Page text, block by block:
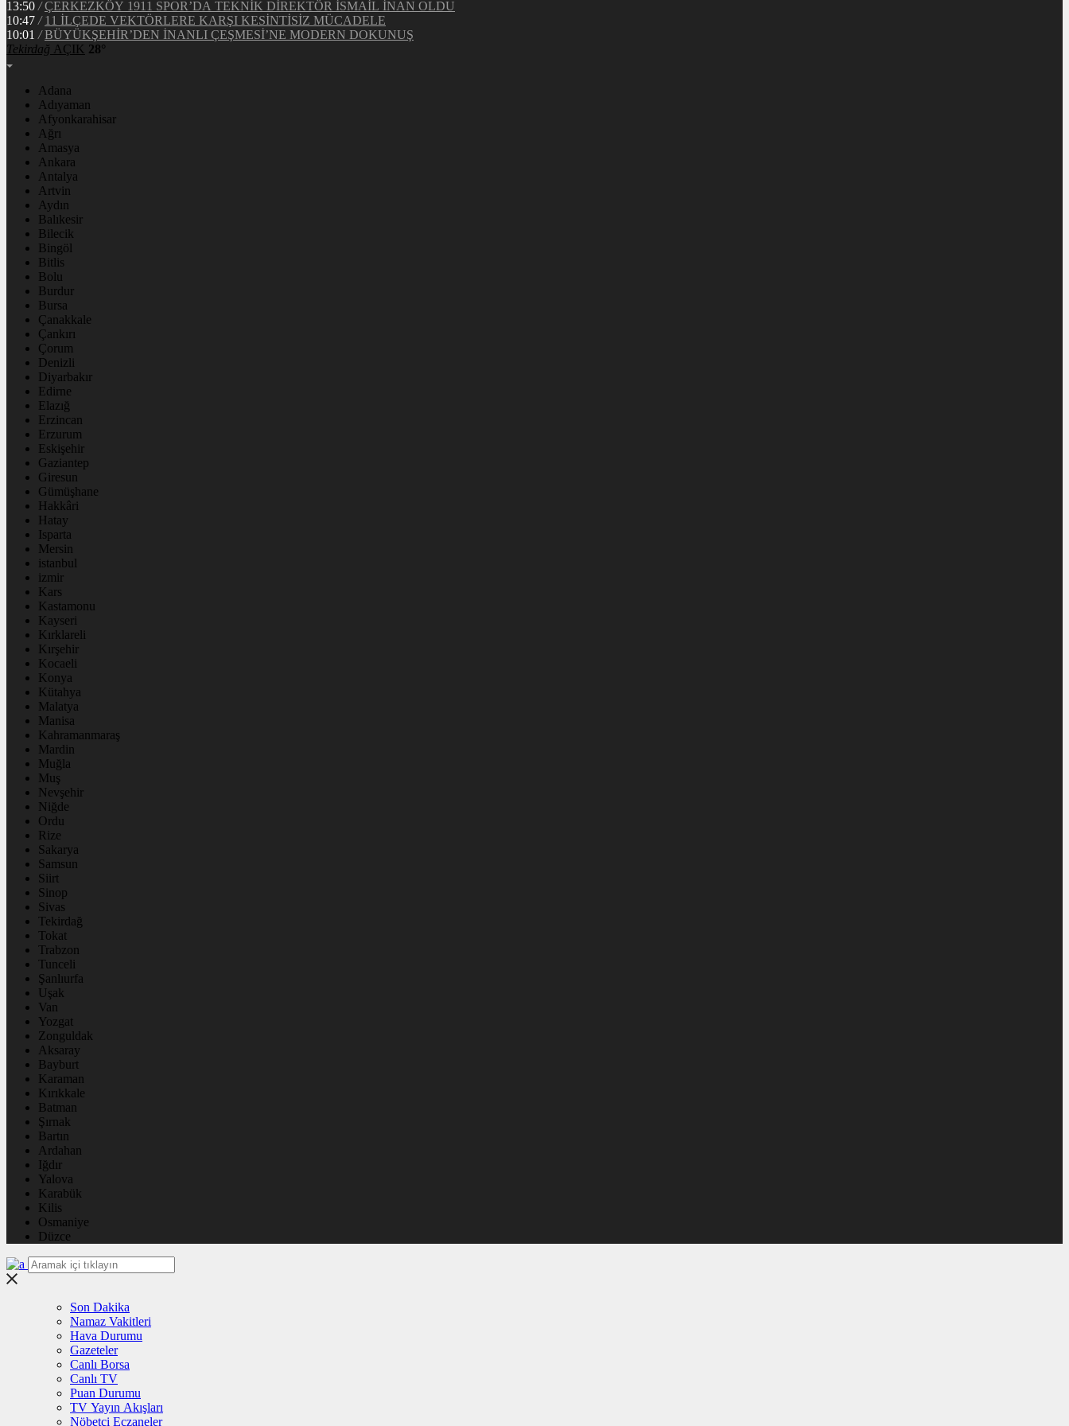
13:50 / ÇERKEZKÖY 1911 SPOR’DA TEKNİK DİREKTÖR İSMAİL İNAN OLDU
10:47 / 11 İLÇEDE VEKTÖRLERE KARŞI KESİNTİSİZ MÜCADELE
10:01 / BÜYÜKŞEHİR’DEN İNANLI ÇEŞMESİ’NE MODERN DOKUNUŞ
Tekirdağ AÇIK 28°
Adana
Adıyaman
Afyonkarahisar
Ağrı
Amasya
Ankara
Antalya
Artvin
Aydın
Balıkesir
Bilecik
Bingöl
Bitlis
Bolu
Burdur
Bursa
Çanakkale
Çankırı
Çorum
Denizli
Diyarbakır
Edirne
Elazığ
Erzincan
Erzurum
Eskişehir
Gaziantep
Giresun
Gümüşhane
Hakkâri
Hatay
Isparta
Mersin
istanbul
izmir
Kars
Kastamonu
Kayseri
Kırklareli
Kırşehir
Kocaeli
Konya
Kütahya
Malatya
Manisa
Kahramanmaraş
Mardin
Muğla
Muş
Nevşehir
Niğde
Ordu
Rize
Sakarya
Samsun
Siirt
Sinop
Sivas
Tekirdağ
Tokat
Trabzon
Tunceli
Şanlıurfa
Uşak
Van
Yozgat
Zonguldak
Aksaray
Bayburt
Karaman
Kırıkkale
Batman
Şırnak
Bartın
Ardahan
Iğdır
Yalova
Karabük
Kilis
Osmaniye
Düzce
Son Dakika
Namaz Vakitleri
Hava Durumu
Gazeteler
Canlı Borsa
Canlı TV
Puan Durumu
TV Yayın Akışları
Nöbetçi Eczaneler